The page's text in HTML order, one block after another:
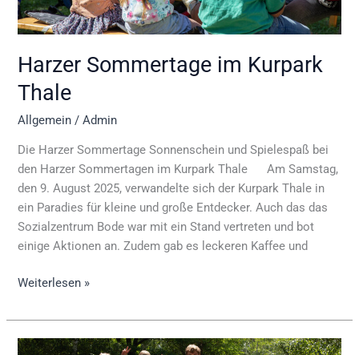
Harzer Sommertage im Kurpark
Thale
Allgemein /Admin
Die Harzer Sommertage Sonnenschein und Spielespaß bei
den Harzer Sommertagen im Kurpark Thale Am Samstag,
den 9. August 2025, verwandelte sich der Kurpark Thale in
ein Paradies für kleine und große Entdecker. Auch das das
Sozialzentrum Bode war mit ein Stand vertreten und bot
einige Aktionen an. Zudem gab es leckeren Kaffee und
Weiterlesen »
Ausflug